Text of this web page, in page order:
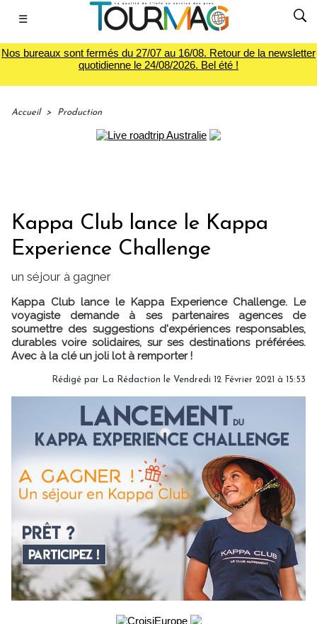
☰
Nos bureaux sont fermés du 27/07 au 16/08. Retour de la newsletter
quotidienne le 24/08/2026. Bel été !
Accueil > Production
Kappa Club lance le Kappa
Experience Challenge
un séjour à gagner
Kappa Club lance le Kappa Experience Challenge. Le
voyagiste demande à ses partenaires agences de
soumettre des suggestions d'expériences responsables,
durables voire solidaires, sur ses destinations préférées.
Avec à la clé un joli lot à remporter !
Rédigé par La Rédaction le Vendredi 12 Février 2021 à 15:53